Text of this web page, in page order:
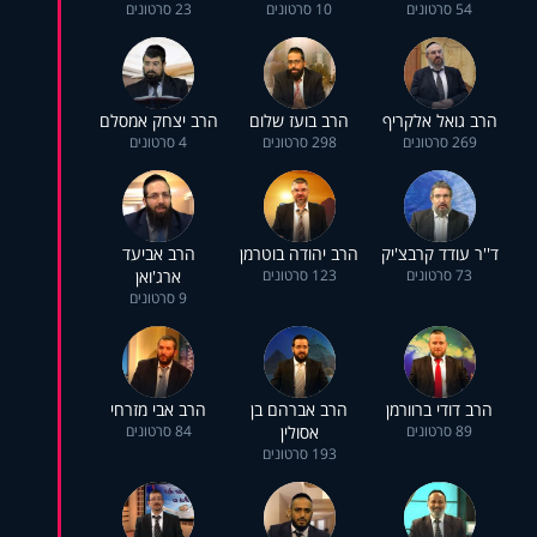
54 סרטונים 10 סרטונים 23 סרטונים
הרב גואל אלקריף
269 סרטונים
הרב בועז שלום
298 סרטונים
הרב יצחק אמסלם
4 סרטונים
ד''ר עודד קרבצ'יק
73 סרטונים
הרב יהודה בוטרמן
123 סרטונים
הרב אביעד
ארג'ואן
9 סרטונים
הרב דודי ברוורמן
89 סרטונים
הרב אברהם בן
אסולין
193 סרטונים
הרב אבי מזרחי
84 סרטונים